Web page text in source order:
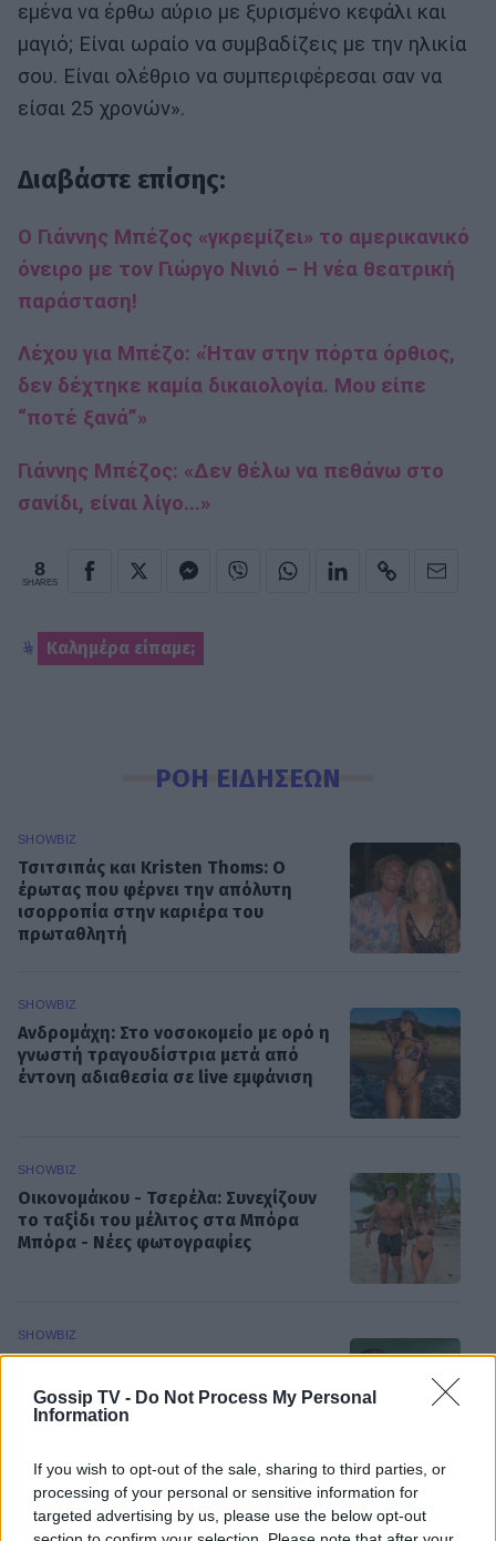
Gossip TV - Do Not Process My Personal
Information
If you wish to opt-out of the sale, sharing to third parties, or
processing of your personal or sensitive information for
targeted advertising by us, please use the below opt-out
εμένα να έρθω αύριο με ξυρισμένο κεφάλι και
μαγιό; Είναι ωραίο να συμβαδίζεις με την ηλικία
σου. Είναι ολέθριο να συμπεριφέρεσαι σαν να
είσαι 25 χρονών».
Διαβάστε επίσης:
Ο Γιάννης Μπέζος «γκρεμίζει» το αμερικανικό
όνειρο με τον Γιώργο Νινιό – Η νέα θεατρική
παράσταση!
Λέχου για Μπέζο: «Ήταν στην πόρτα όρθιος,
δεν δέχτηκε καμία δικαιολογία. Μου είπε
“ποτέ ξανά”»
Γιάννης Μπέζος: «Δεν θέλω να πεθάνω στο
σανίδι, είναι λίγο...»
8
SHARES
Καλημέρα είπαμε;
ΡΟΗ ΕΙΔΗΣΕΩΝ
SHOWBIZ
Τσιτσιπάς και Kristen Thoms: Ο
έρωτας που φέρνει την απόλυτη
ισορροπία στην καριέρα του
πρωταθλητή
SHOWBIZ
Ανδρομάχη: Στο νοσοκομείο με ορό η
γνωστή τραγουδίστρια μετά από
έντονη αδιαθεσία σε live εμφάνιση
SHOWBIZ
Οικονομάκου - Τσερέλα: Συνεχίζουν
το ταξίδι του μέλιτος στα Μπόρα
Μπόρα - Νέες φωτογραφίες
SHOWBIZ
Ανδρέας Γεωργίου: «Η γέννηση της
κόρης μου άλλαξε ριζικά τη ζωή μου
και με αναδιαμόρφωσε ως
GOSSIP SPECIALS
Δημήτρης Παπαμιχαήλ: Ο έρωτας, οι